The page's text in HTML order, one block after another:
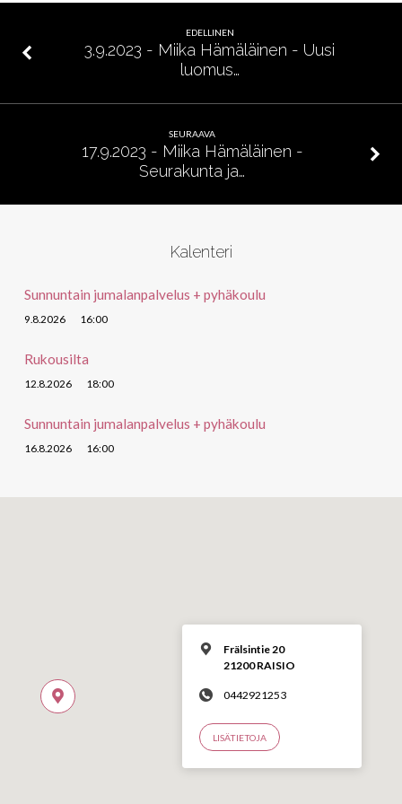
ihmeellistä
EDELLINEN
3.9.2023 - Miika Hämäläinen - Uusi
luomus…
SEURAAVA
17.9.2023 - Miika Hämäläinen -
Seurakunta ja…
Kalenteri
Sunnuntain jumalanpalvelus + pyhäkoulu
9.8.2026 16:00
Rukousilta
12.8.2026 18:00
Sunnuntain jumalanpalvelus + pyhäkoulu
16.8.2026 16:00
Frälsintie 20
21200 RAISIO
0442921253
LISÄTIETOJA